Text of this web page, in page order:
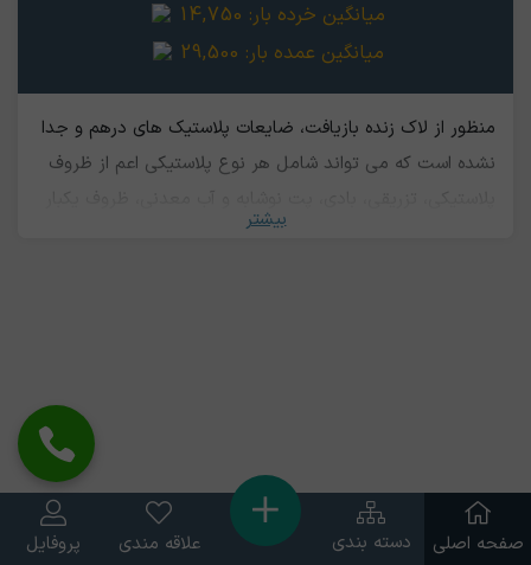
میانگین خرده بار: 14,750
میانگین عمده بار: 29,500
منظور از لاک زنده بازیافت، ضایعات پلاستیک های درهم و جدا
نشده است که می تواند شامل هر نوع پلاستیکی اعم از ظروف
مصرف، قوطی های آبمیوه و شامپو، نایلون و ... باشد. طبیعتا
بیشتر
صفحه اصلی دسته بندی علاقه مندی پروفایل